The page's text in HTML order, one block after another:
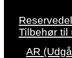
Tilbehør til
AR